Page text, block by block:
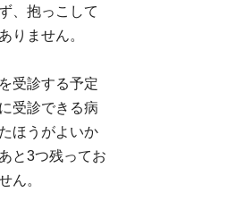
、抱っこして
りません。
受診する予定
受診できる病
ほうがよいか
と3つ残ってお
ん。